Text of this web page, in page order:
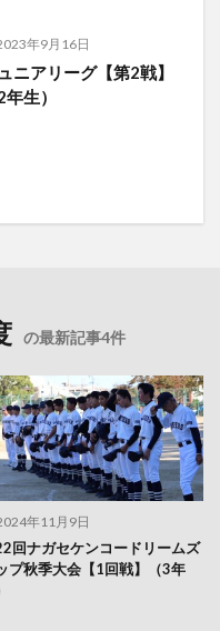
年9月16日
ニアリーグ【第2戦】
年生）
の最新記事4件
年11月9日
回ナガセケンコードリームズ
プ秋季大会【1回戦】（3年